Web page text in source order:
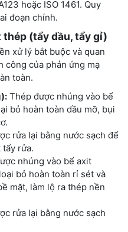
hoặc ISO 1461. Quy
đoạn chính.
thép (tẩy dầu, tẩy gỉ)
xử lý bắt buộc và quan
công của phản ứng mạ
toàn.
Thép được nhúng vào bể
bỏ hoàn toàn dầu mỡ, bụi
rửa lại bằng nước sạch để
rửa.
nhúng vào bể axit
bỏ hoàn toàn rỉ sét và
mặt, làm lộ ra thép nền
rửa lại bằng nước sạch